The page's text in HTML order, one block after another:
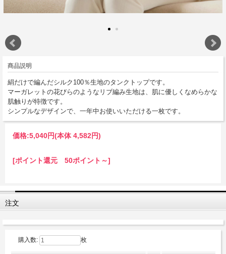
商品説明
絹だけで編んだシルク100％生地のタンクトップです。
マーガレットの花びらのようなリブ編み生地は、肌に優しくなめらかな
肌触りが特徴です。
シンプルなデザインで、一年中お使いいただける一枚です。
価格:5,040円(本体 4,582円)
[ポイント還元 50ポイント～]
注文
購入数: 枚